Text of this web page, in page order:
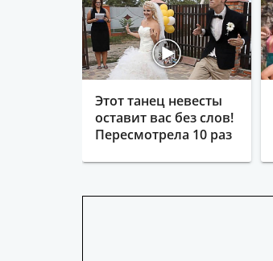
Этот танец невесты
оставит вас без слов!
Пересмотрела 10 раз